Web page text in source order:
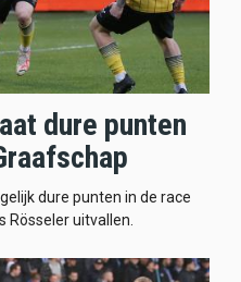
dure punten
dure punten in de race
Rösseler uitvallen.